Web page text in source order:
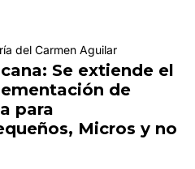
del Carmen Aguilar
Se extiende el
de
para
Micros y no